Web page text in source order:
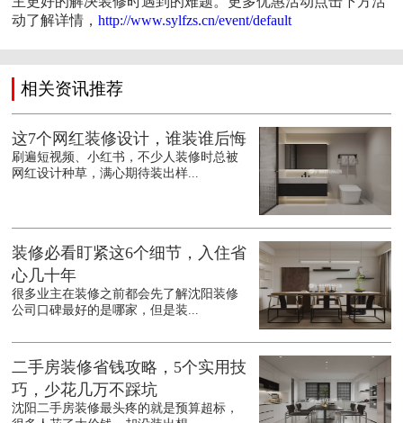
动了解详情，http://www.sylfzs.cn/event/default
相关资讯推荐
这7个网红装修设计，谁装谁后悔
刷遍短视频、小红书，不少人装修时总被
网红设计种草，满心期待装出样...
装修必看盯紧这6个细节，入住省
心几十年
很多业主在装修之前都会先了解沈阳装修
公司口碑最好的是哪家，但是装...
二手房装修省钱攻略，5个实用技
巧，少花几万不踩坑
沈阳二手房装修最头疼的就是预算超标，